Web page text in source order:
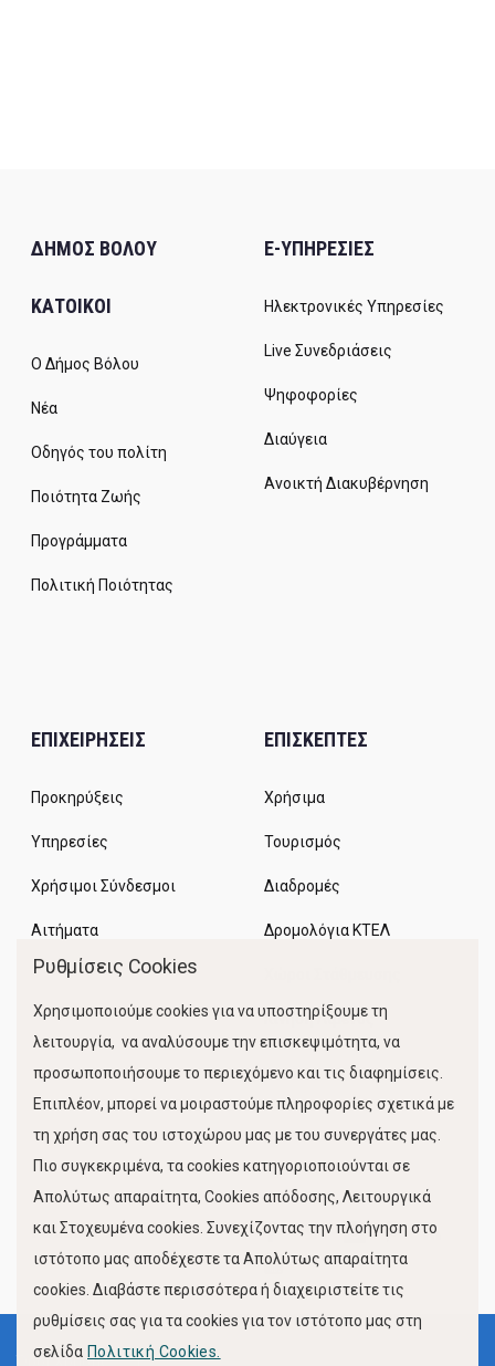
ΔΗΜΟΣ ΒΟΛΟΥ
ΚΑΤΟΙΚΟΙ
Ο Δήμος Βόλου
Νέα
Οδηγός του πολίτη
Ποιότητα Ζωής
Προγράμματα
Πολιτική Ποιότητας
E-ΥΠΗΡΕΣΙΕΣ
Ηλεκτρονικές Υπηρεσίες
Live Συνεδριάσεις
Ψηφοφορίες
Διαύγεια
Ανοικτή Διακυβέρνηση
ΕΠΙΧΕΙΡΗΣΕΙΣ
Προκηρύξεις
Υπηρεσίες
Χρήσιμοι Σύνδεσμοι
Αιτήματα
ΕΠΙΣΚΕΠΤΕΣ
Χρήσιμα
Τουρισμός
Διαδρομές
Δρομολόγια ΚΤΕΛ
Κίνηση Λιμένος
FOLLOW US
Όροι Χρήσης
Ρυθμίσεις Cookies
Χρησιμοποιούμε cookies για να υποστηρίξουμε τη
λειτουργία, να αναλύσουμε την επισκεψιμότητα, να
προσωποποιήσουμε το περιεχόμενο και τις διαφημίσεις.
Επιπλέον, μπορεί να μοιραστούμε πληροφορίες σχετικά με
τη χρήση σας του ιστοχώρου μας με του συνεργάτες μας.
Πιο συγκεκριμένα, τα cookies κατηγοριοποιούνται σε
Απολύτως απαραίτητα, Cookies απόδοσης, Λειτουργικά
και Στοχευμένα cookies. Συνεχίζοντας την πλοήγηση στο
ιστότοπο μας αποδέχεστε τα Απολύτως απαραίτητα
cookies. Διαβάστε περισσότερα ή διαχειριστείτε τις
ρυθμίσεις σας για τα cookies για τον ιστότοπο μας στη
σελίδα Πολιτική Cookies.